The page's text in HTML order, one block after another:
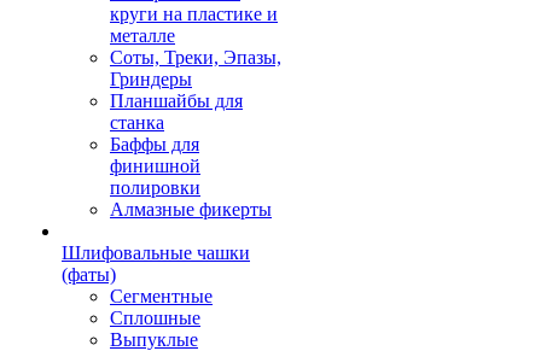
круги на пластике и
металле
Соты, Треки, Эпазы,
Гриндеры
Планшайбы для
станка
Баффы для
финишной
полировки
Алмазные фикерты
Шлифовальные чашки
(фаты)
Сегментные
Сплошные
Выпуклые